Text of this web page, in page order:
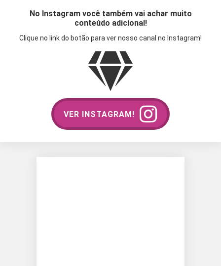
No Instagram você também vai achar muito
conteúdo adicional!
Clique no link do botão para ver nosso canal no Instagram!
VER INSTAGRAM!